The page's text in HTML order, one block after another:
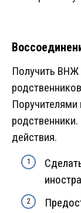
Получить ВНЖ
действия.